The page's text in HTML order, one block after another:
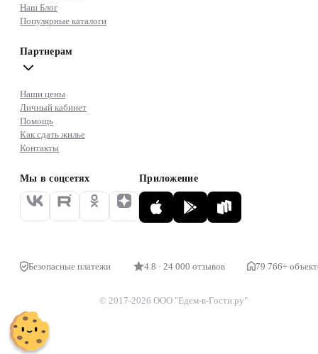
Наш Блог
Популярные каталоги
Партнерам
Наши цены
Личный кабинет
Помощь
Как сдать жилье
Контакты
Мы в соцсетях Приложение
Безопасные платежи 4.8 · 24 000 отзывов 79 766+
© 2017-2026 ООО "Едем-в-Гости.ру"